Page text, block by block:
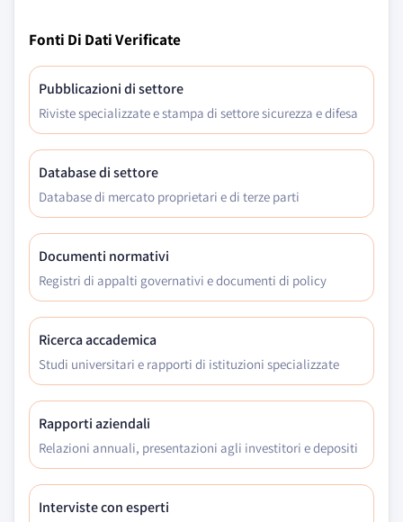
Fonti Di Dati Verificate
Pubblicazioni di settore
Riviste specializzate e stampa di settore sicurezza e difesa
Database di settore
Database di mercato proprietari e di terze parti
Documenti normativi
Registri di appalti governativi e documenti di policy
Ricerca accademica
Studi universitari e rapporti di istituzioni specializzate
Rapporti aziendali
Relazioni annuali, presentazioni agli investitori e depositi
Interviste con esperti